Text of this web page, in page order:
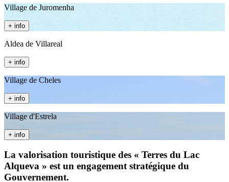
Village de Juromenha
+ info
Aldea de Villareal
+ info
Village de Cheles
+ info
Village d'Estrela
+ info
La valorisation touristique des « Terres du Lac
Alqueva » est un engagement stratégique du
Gouvernement.